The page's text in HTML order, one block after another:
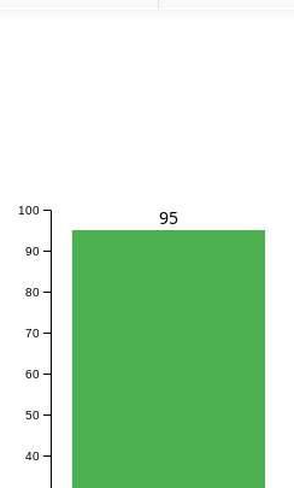
40
50
60
70
80
90
100 95